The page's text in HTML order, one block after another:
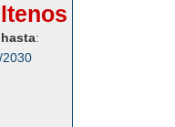
:
2030